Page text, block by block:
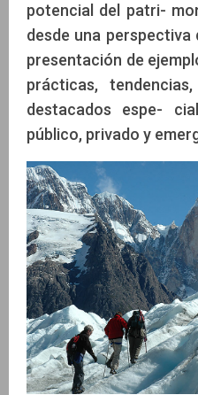
potencial del patri-
desde una
presentación de
prácticas,
destacados espe-
público, privado y